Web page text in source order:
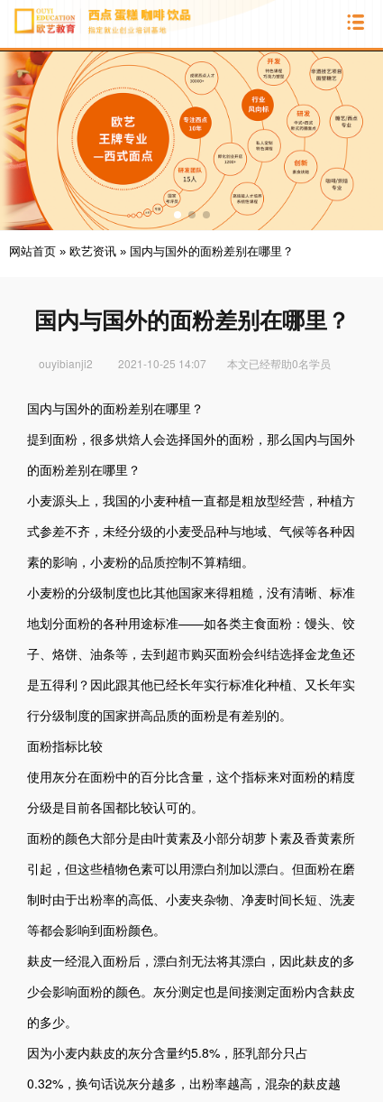
网站首页 » 欧艺资讯 » 国内与国外的面粉差别在哪里？
国内与国外的面粉差别在哪里？
ouyibianji2 2021-10-25 14:07 本文已经帮助0名学员
国内与国外的面粉差别在哪里？
提到面粉，很多烘焙人会选择国外的面粉，那么国内与国外
的面粉差别在哪里？
小麦源头上，我国的小麦种植一直都是粗放型经营，种植方
式参差不齐，未经分级的小麦受品种与地域、气候等各种因
素的影响，小麦粉的品质控制不算精细。
小麦粉的分级制度也比其他国家来得粗糙，没有清晰、标准
地划分面粉的各种用途标准——如各类主食面粉：馒头、饺
子、烙饼、油条等，去到超市购买面粉会纠结选择金龙鱼还
是五得利？因此跟其他已经长年实行标准化种植、又长年实
行分级制度的国家拼高品质的面粉是有差别的。
面粉指标比较
使用灰分在面粉中的百分比含量，这个指标来对面粉的精度
分级是目前各国都比较认可的。
面粉的颜色大部分是由叶黄素及小部分胡萝卜素及香黄素所
引起，但这些植物色素可以用漂白剂加以漂白。但面粉在磨
制时由于出粉率的高低、小麦夹杂物、净麦时间长短、洗麦
等都会影响到面粉颜色。
麸皮一经混入面粉后，漂白剂无法将其漂白，因此麸皮的多
少会影响面粉的颜色。灰分测定也是间接测定面粉内含麸皮
的多少。
因为小麦内麸皮的灰分含量约5.8%，胚乳部分只占
0.32%，换句话说灰分越多，出粉率越高，混杂的麸皮越